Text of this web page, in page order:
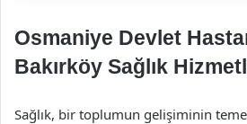
Osmaniye Devlet
Bakırköy Sağlık
Sağlık, bir toplumun gelişiminin